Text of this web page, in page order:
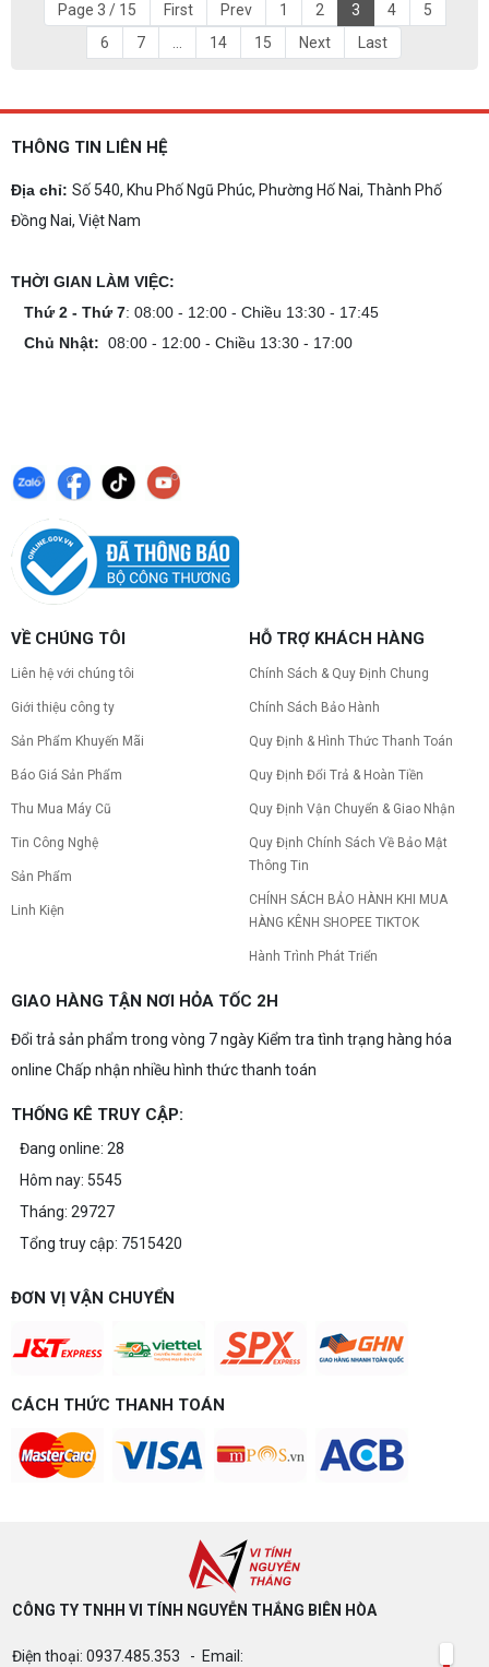
Page 3 / 15
First Prev 1 2 3 4
5
6
7 ... 14 15 Next Last
THÔNG TIN LIÊN HỆ
Địa chỉ: Số 540, Khu Phố Ngũ Phúc, Phường Hố Nai, Thành Phố
Đồng Nai, Việt Nam
THỜI GIAN LÀM VIỆC:
Thứ 2 - Thứ 7: 08:00 - 12:00 - Chiều 13:30 - 17:45
Chủ Nhật: 08:00 - 12:00 - Chiều 13:30 - 17:00
VỀ CHÚNG TÔI
Liên hệ với chúng tôi
Giới thiệu công ty
Sản Phẩm Khuyến Mãi
Báo Giá Sản Phẩm
Thu Mua Máy Cũ
Tin Công Nghệ
Sản Phẩm
Linh Kiện
HỖ TRỢ KHÁCH HÀNG
Chính Sách & Quy Định Chung
Chính Sách Bảo Hành
Quy Định & Hình Thức Thanh Toán
Quy Định Đổi Trả & Hoàn Tiền
Quy Định Vận Chuyển & Giao Nhận
Quy Định Chính Sách Về Bảo Mật
Thông Tin
CHÍNH SÁCH BẢO HÀNH KHI MUA
HÀNG KÊNH SHOPEE TIKTOK
Hành Trình Phát Triển
GIAO HÀNG TẬN NƠI HỎA TỐC 2H
Đổi trả sản phẩm trong vòng 7 ngày Kiểm tra tình trạng hàng hóa
online Chấp nhận nhiều hình thức thanh toán
THỐNG KÊ TRUY CẬP:
Đang online: 28
Hôm nay: 5545
Tháng: 29727
Tổng truy cập: 7515420
ĐƠN VỊ VẬN CHUYỂN
CÁCH THỨC THANH TOÁN
CÔNG TY TNHH VI TÍNH NGUYỄN THẮNG BIÊN HÒA​
Điện thoại: 0937.485.353 - Email: